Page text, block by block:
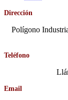
Dirección
Polígono
Teléfono
Email